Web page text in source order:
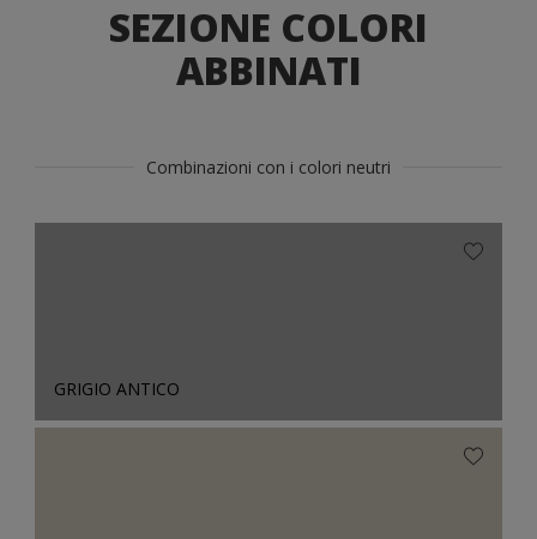
SEZIONE COLORI
ABBINATI
Combinazioni con i colori neutri
GRIGIO ANTICO